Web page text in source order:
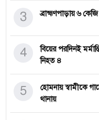
ব্রাহ্মণপাড়ায় ৬
3
বিয়ের পরদিনই
নিহত ৪
4
হোমনায় স্বামীকে
থানায়
5